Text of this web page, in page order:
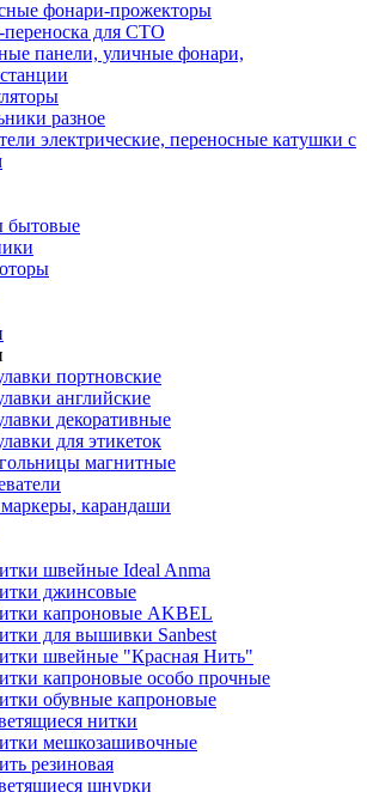
фонари-прожекторы
для СТО
панели, уличные фонари,
разное
электрические, переносные катушки с
бытовые
портновские
английские
декоративные
для этикеток
магнитные
карандаши
швейные Ideal Anma
джинсовые
капроновые AKBEL
для вышивки Sanbest
швейные "Красная Нить"
капроновые особо прочные
обувные капроновые
нитки
мешкозашивочные
резиновая
шнурки